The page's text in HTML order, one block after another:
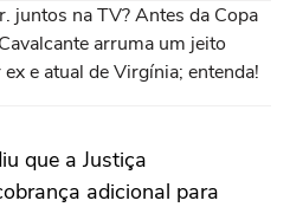
juntos na TV? Antes da Copa
arruma um jeito
e atual de Virgínia; entenda!
que a Justiça
adicional para